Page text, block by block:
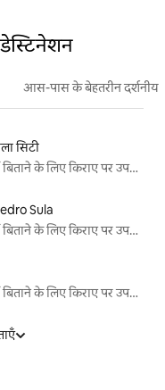
आस-पास के बेहतरीन दर्शनीय
सिटी
छुट्टियाँ बिताने के लिए किराए पर उपलब्ध जगहें
Sula
छुट्टियाँ बिताने के लिए किराए पर उपलब्ध जगहें
छुट्टियाँ बिताने के लिए किराए पर उपलब्ध जगहें